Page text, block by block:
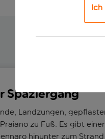
Spaziergang
Landzungen,
zu Fuß. Es gibt
hinunter zum
Ich